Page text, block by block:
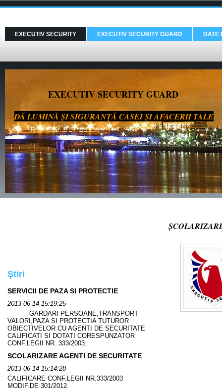
EXECUTIV SECURITY EXECUTIV SECURITY GUARD DATE
EXECUTIV SECURITY GUARD
DĂ LUMINĂ ȘI SIGURANȚĂ CASEI ȘI AFACERII TALE
Ştiri
SERVICII DE PAZA SI PROTECTIE
2013-06-14 15:19:25
GARDARI PERSOANE,TRANSPORT
VALORI,PAZA SI PROTECTIA TUTUROR
OBIECTIVELOR CU AGENTI DE SECURITATE
CALIFICATI SI DOTATI CORESPUNZATOR
CONF.LEGII NR. 333/2003.
SCOLARIZARE AGENTI DE SECURITATE
2013-06-14 15:14:28
CALIFICARE CONF.LEGII NR.333/2003
MODIF.DE 301/2012.